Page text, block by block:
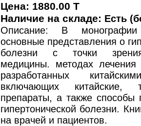
Цена: 1880.00 T
Наличие на складе: Есть
Описание: В монографии
основные представления о
болезни с точки
медицины. методах лечения
разработанных
включающих китайские,
препараты, а также способы
гипертонической болезни.
на врачей и пациентов.